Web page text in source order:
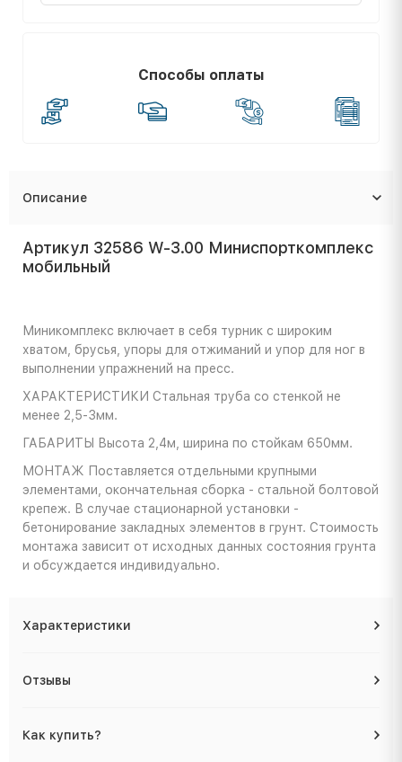
Способы оплаты
Описание
Артикул 32586 W-3.00 Миниспорткомплекс
мобильный
Миникомплекс включает в себя турник с широким
хватом, брусья, упоры для отжиманий и упор для ног в
выполнении упражнений на пресс.
ХАРАКТЕРИСТИКИ Стальная труба со стенкой не
менее 2,5-3мм.
ГАБАРИТЫ
Высота 2,4м, ширина по стойкам 650мм.
МОНТАЖ Поставляется отдельными крупными
элементами, окончательная сборка - стальной болтовой
крепеж. В случае стационарной установки -
бетонирование закладных элементов в грунт. Стоимость
монтажа зависит от исходных данных состояния грунта
и обсуждается индивидуально.
Характеристики
Отзывы
Как купить?